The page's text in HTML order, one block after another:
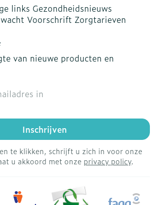
links Gezondheidsnieuws
Voorschrift Zorgtarieven
van nieuwe producten en
Inschrijven
te klikken, schrijft u zich in voor onze
u akkoord met onze privacy policy.